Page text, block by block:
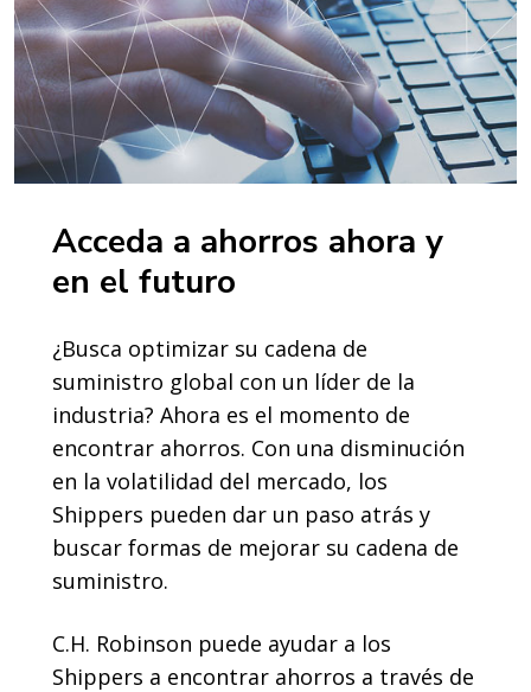
Acceda a ahorros ahora y
en el futuro
¿Busca optimizar su cadena de
suministro global con un líder de la
industria? Ahora es el momento de
encontrar ahorros. Con una disminución
en la volatilidad del mercado, los
Shippers pueden dar un paso atrás y
buscar formas de mejorar su cadena de
suministro.
C.H. Robinson puede ayudar a los
Shippers a encontrar ahorros a través de